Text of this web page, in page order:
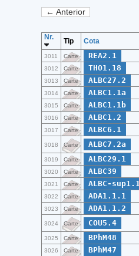
← Anterior
Nr. Tip Cota
3011 Carte REA2.1
3012 Carte THO1.18
3013 Carte ALBC27.2
3014 Carte ALBC1.1a
3015 Carte ALBC1.1b
3016 Carte ALBC1.2
3017 Carte ALBC6.1
3018 Carte ALBC7.2a
3019 Carte ALBC29.1
3020 Carte ALBC39
3021 Carte ALBC-sup1.1
3022 Carte ADA1.1.1
3023 Carte ADA1.1.2
3024 Carte COU5.4
3025 Carte BPhM48
3026 Carte BPhM47